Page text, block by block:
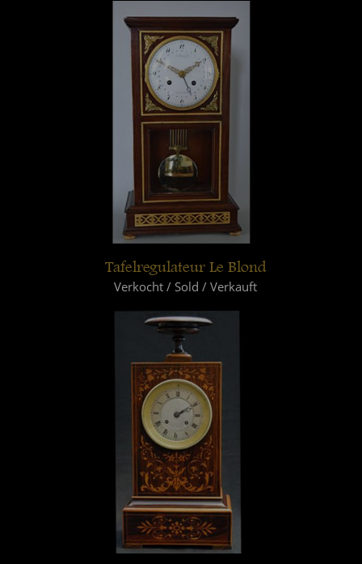
Tafelregulateur Le Blond
Verkocht / Sold / Verkauft